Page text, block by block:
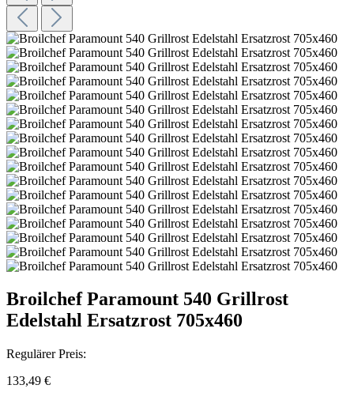
Broilchef Paramount 540 Grillrost
Edelstahl Ersatzrost 705x460
Regulärer Preis:
133,49 €